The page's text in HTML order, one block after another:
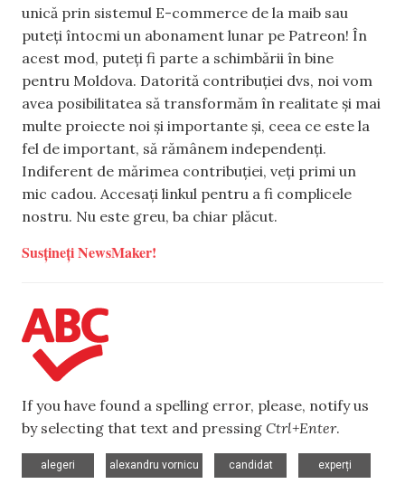
unică prin sistemul E-commerce de la maib sau
puteți întocmi un abonament lunar pe Patreon! În
acest mod, puteți fi parte a schimbării în bine
pentru Moldova. Datorită contribuției dvs, noi vom
avea posibilitatea să transformăm în realitate și mai
multe proiecte noi și importante și, ceea ce este la
fel de important, să rămânem independenți.
Indiferent de mărimea contribuției, veți primi un
mic cadou. Accesați linkul pentru a fi complicele
nostru. Nu este greu, ba chiar plăcut.
Susțineți NewsMaker!
If you have found a spelling error, please, notify us
by selecting that text and pressing Ctrl+Enter.
alegeri
alexandru vornicu
candidat
experți